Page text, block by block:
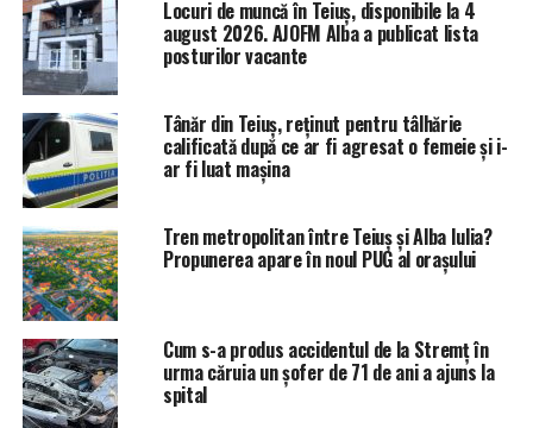
Locuri de muncă în Teiuș, disponibile la 4
august 2026. AJOFM Alba a publicat lista
posturilor vacante
Tânăr din Teiuș, reținut pentru tâlhărie
calificată după ce ar fi agresat o femeie și i-
ar fi luat mașina
Tren metropolitan între Teiuș și Alba Iulia?
Propunerea apare în noul PUG al orașului
Cum s-a produs accidentul de la Stremț în
urma căruia un șofer de 71 de ani a ajuns la
spital